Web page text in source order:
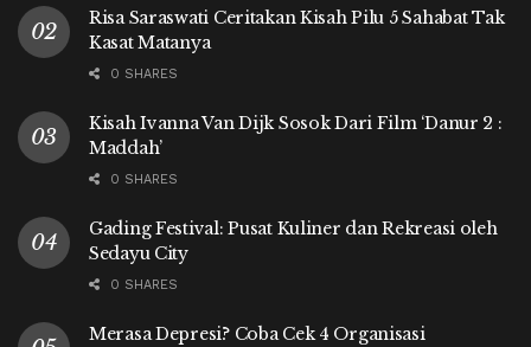
Risa Saraswati Ceritakan Kisah Pilu 5 Sahabat Tak
Kasat Matanya
0 SHARES
Kisah Ivanna Van Dijk Sosok Dari Film ‘Danur 2 :
Maddah’
0 SHARES
Gading Festival: Pusat Kuliner dan Rekreasi oleh
Sedayu City
0 SHARES
Merasa Depresi? Coba Cek 4 Organisasi